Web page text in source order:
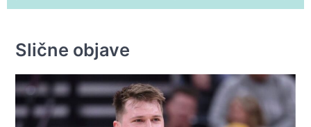
Slične objave